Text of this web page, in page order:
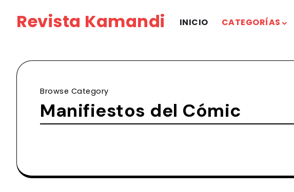
Revista Kamandi INICIO CATEGORÍAS
Browse Category
Manifiestos del Cómic